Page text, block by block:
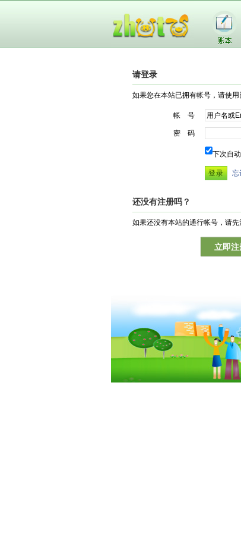
请登录
如果您在本站已拥有帐号，请使
帐 号
密 码
下次自
忘
还没有注册吗？
如果还没有本站的通行帐号，请先
立即注